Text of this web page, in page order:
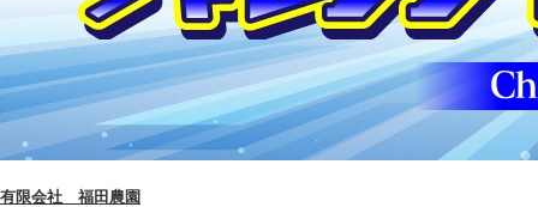
有限会社 福田農園